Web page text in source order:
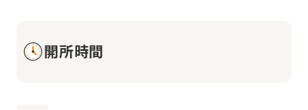
開所時間